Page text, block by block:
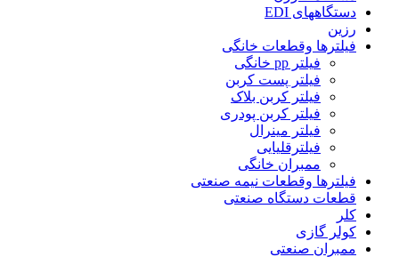
دستگاههای EDI
رزین
فیلترها وقطعات خانگی
فیلتر pp خانگی
فیلتر پست کربن
فیلتر کربن بلاک
فیلتر کربن پودری
فیلتر مینرال
فیلترقلیایی
ممبران خانگی
فیلترها وقطعات نیمه صنعتی
قطعات دستگاه صنعتی
کلر
کولر گازی
ممبران صنعتی